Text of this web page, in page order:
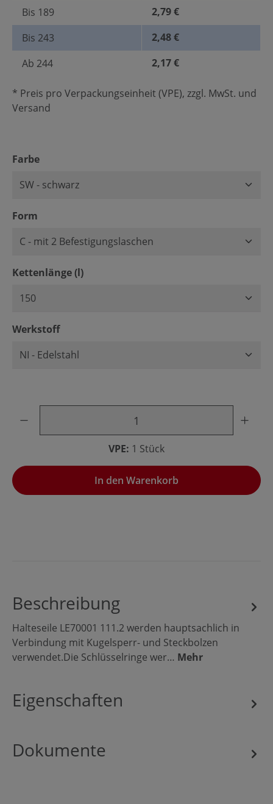
Bis 189
2,79 €
Bis 243
2,48 €
Ab 244 2,17 €
* Preis pro Verpackungseinheit (VPE), zzgl. MwSt. und
Versand
Farbeauswählen
Form
Kettenlänge (l)auswählen
Werkstoffauswählen
VPE: 1 Stück
In den Warenkorb
Beschreibung
Halteseile LE70001 111.2 werden hauptsachlich in
Verbindung mit Kugelsperr- und Steckbolzen
verwendet.Die Schlüsselringe wer… Mehr
Eigenschaften
Dokumente